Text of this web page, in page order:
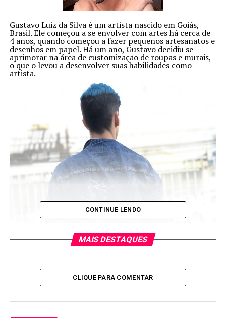
Gustavo Luiz da Silva é um artista nascido em Goiás,
Brasil. Ele começou a se envolver com artes há cerca de
4 anos, quando começou a fazer pequenos artesanatos e
desenhos em papel. Há um ano, Gustavo decidiu se
aprimorar na área de customização de roupas e murais,
o que o levou a desenvolver suas habilidades como
artista.
CONTINUE LENDO
MAIS DESTAQUES
CLIQUE PARA COMENTAR